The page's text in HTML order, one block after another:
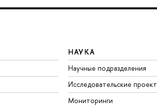
НАУКА
Научные подразделения
Исследовательские
Мониторинги